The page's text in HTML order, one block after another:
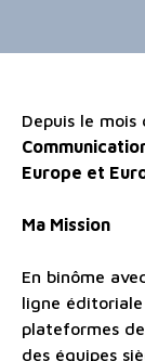
Depuis le mois
Europe et
Ma Mission
En binôme
ligne
plateformes
des équipes